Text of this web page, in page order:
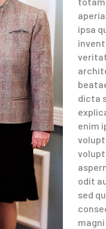
ipsa
dicta
enim
odit
sed